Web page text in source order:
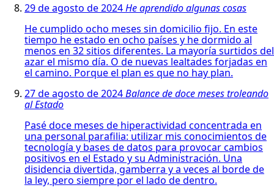
29 de agosto de 2024He aprendido algunas cosas
He cumplido ocho meses sin domicilio fijo. En este
tiempo he estado en ocho países y he dormido al
menos en 32 sitios diferentes. La mayoría surtidos del
azar el mismo día. O de nuevas lealtades forjadas en
el camino. Porque el plan es que no hay plan.
27 de agosto de 2024Balance de doce meses troleando
al Estado
Pasé doce meses de hiperactividad concentrada en
una personal parafilia: utilizar mis conocimientos de
tecnología y bases de datos para provocar cambios
positivos en el Estado y su Administración. Una
disidencia divertida, gamberra y a veces al borde de
la ley, pero siempre por el lado de dentro.